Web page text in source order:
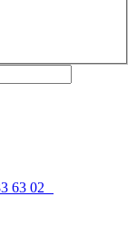
63 02